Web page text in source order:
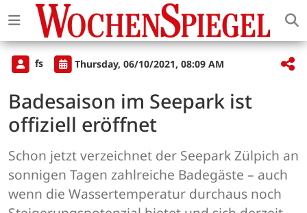
fs Thursday, 06/10/2021, 08:09 AM
Badesaison im Seepark ist
offiziell eröffnet
Schon jetzt verzeichnet der Seepark Zülpich an
sonnigen Tagen zahlreiche Badegäste – auch
wenn die Wassertemperatur durchaus noch